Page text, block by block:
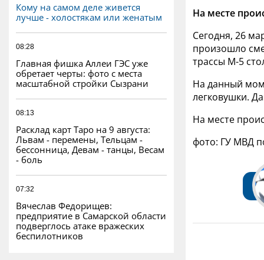
Кому на самом деле живется
лучше - холостякам или женатым
08:28
Главная фишка Аллеи ГЭС уже
обретает черты: фото с места
масштабной стройки Сызрани
08:13
Расклад карт Таро на 9 августа:
Львам - перемены, Тельцам -
бессонница, Девам - танцы, Весам
- боль
07:32
Вячеслав Федорищев:
предприятие в Самарской области
подверглось атаке вражеских
беспилотников
На месте
Сегодня, 26
произошло
трассы М-5
На данный
легковушки.
На месте
фото: ГУ МВД